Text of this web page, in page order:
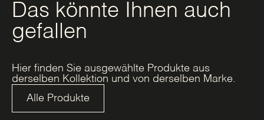
Das könnte Ihnen auch
gefallen
Hier finden Sie ausgewählte Produkte aus
derselben Kollektion und von derselben Marke.
Alle Produkte